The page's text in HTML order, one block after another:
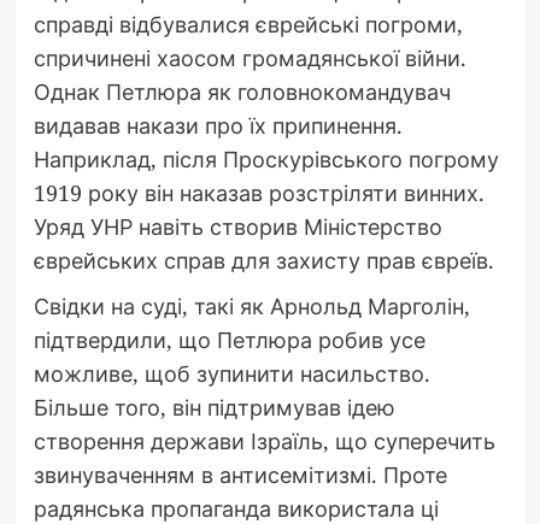
справді відбувалися єврейські погроми,
спричинені хаосом громадянської війни.
Однак Петлюра як головнокомандувач
видавав накази про їх припинення.
Наприклад, після Проскурівського погрому
1919 року він наказав розстріляти винних.
Уряд УНР навіть створив Міністерство
єврейських справ для захисту прав євреїв.
Свідки на суді, такі як Арнольд Марголін,
підтвердили, що Петлюра робив усе
можливе, щоб зупинити насильство.
Більше того, він підтримував ідею
створення держави Ізраїль, що суперечить
звинуваченням в антисемітизмі. Проте
радянська пропаганда використала ці